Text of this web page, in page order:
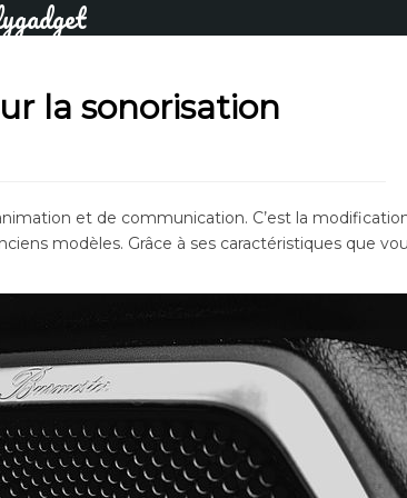
la sonorisation
et de communication. C’est la
modèles. Grâce à ses caractéristiques que